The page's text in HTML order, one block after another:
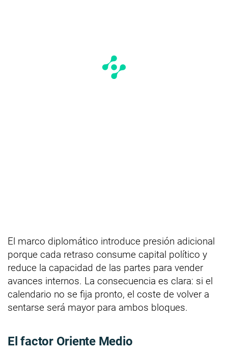
El marco diplomático introduce presión adicional
porque cada retraso consume capital político y
reduce la capacidad de las partes para vender
avances internos. La consecuencia es clara: si el
calendario no se fija pronto, el coste de volver a
sentarse será mayor para ambos bloques.
El factor Oriente Medio